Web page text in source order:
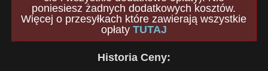
poniesiesz żadnych dodatkowych kosztów.
Więcej o przesyłkach które zawierają wszystkie
opłaty TUTAJ
Historia Ceny: